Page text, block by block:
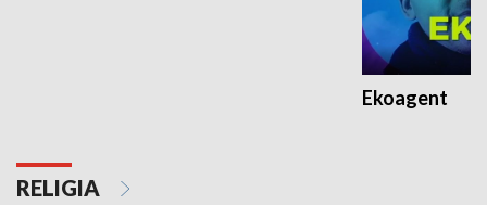
Ekoagent
RELIGIA